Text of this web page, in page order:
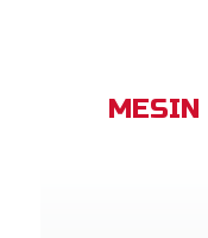
MESIN